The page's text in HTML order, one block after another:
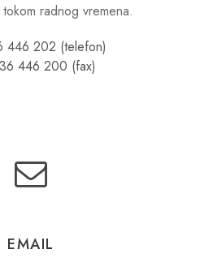
radnog vremena.
446 202 (telefon)
446 200 (fax)
EMAIL